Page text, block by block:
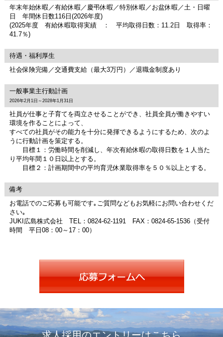
年末年始休暇／有給休暇／慶弔休暇／特別休暇／お盆休暇／土・日曜
日 年間休日数116日(2026年度)
(2025年度 有給休暇取得実績 ： 平均取得日数：11.2日 取得率：
41.7％)
待遇・福利厚生
社会保険完備／交通費支給（最大3万円）／退職金制度あり
一般事業主行動計画
2026年2月1日～2028年1月31日
社員が仕事と子育てを両立させることができ、社員全員が働きやすい
環境を作ることによって、
すべての社員がその能力を十分に発揮できるようにするため、次のよ
うに行動計画を策定する。
目標１：労働時間を削減し、年次有給休暇の取得日数を１人当た
り平均年間１０日以上とする。
目標２：計画期間中の平均育児休業取得率を５０％以上とする。
備考
お電話でのご応募も可能です｡ご質問などもお気軽にお問い合わせくだ
さい｡
JUKI広島株式会社 TEL：0824-62-1191 FAX：0824-65-1536（受付
時間 平日08：00～17：00）